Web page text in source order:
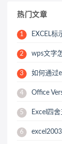
热门文章
1 EXCEL标
2 wps文字
3 如何通过
4 Office
5 Excel四
6